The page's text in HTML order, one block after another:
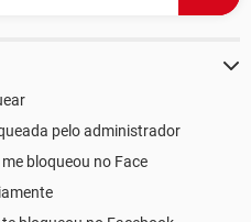
pelo administrador
bloqueou no Face